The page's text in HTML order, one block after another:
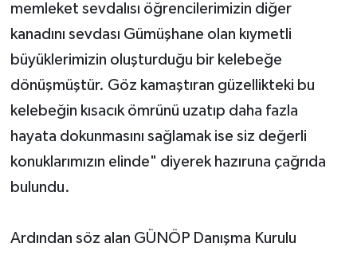
memleket sevdalısı öğrencilerimizin diğer
kanadını sevdası Gümüşhane olan kıymetli
büyüklerimizin oluşturduğu bir kelebeğe
dönüşmüştür. Göz kamaştıran güzellikteki bu
kelebeğin kısacık ömrünü uzatıp daha fazla
hayata dokunmasını sağlamak ise siz değerli
konuklarımızın elinde" diyerek hazıruna çağrıda
bulundu.
Ardından söz alan GÜNÖP Danışma Kurulu